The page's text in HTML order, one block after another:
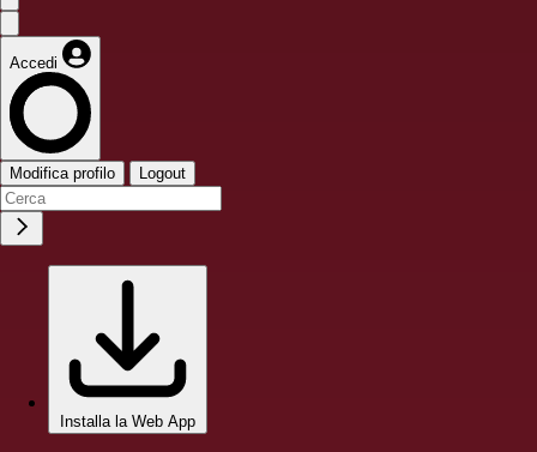
Accedi
Modifica profilo Logout
Installa la Web App